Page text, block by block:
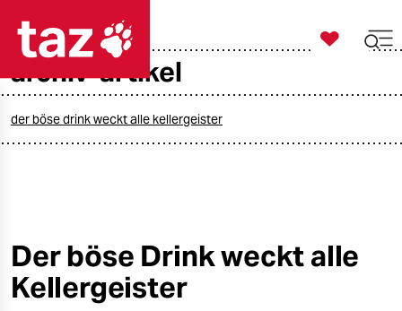
taz zahl ich
öko
gesellschaft

taz zahl ich
archiv-artikel
der böse drink weckt alle kellergeister
Der böse Drink weckt alle
Kellergeister